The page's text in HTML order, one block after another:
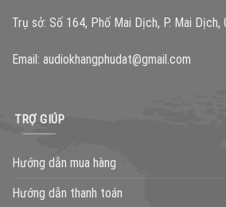
Trụ sở: Số 164, Phố Mai Dịch, P. Mai Dịch,
Email: audiokhangphudat@gmail.com
TRỢ GIÚP
Hướng dẫn mua hàng
Hướng dẫn thanh toán